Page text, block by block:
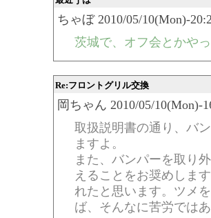
ちゃぼ 2010/05/10(Mon)-
茨城で、オフ会とかや
Re:フロントグリル交換
岡ちゃん 2010/05/10(Mon)-
取扱説明書の通り、バ
ますよ。
また、バンパーを取り
えることをお奨めしま
れたと思います。ツメ
ば、そんなに苦労では